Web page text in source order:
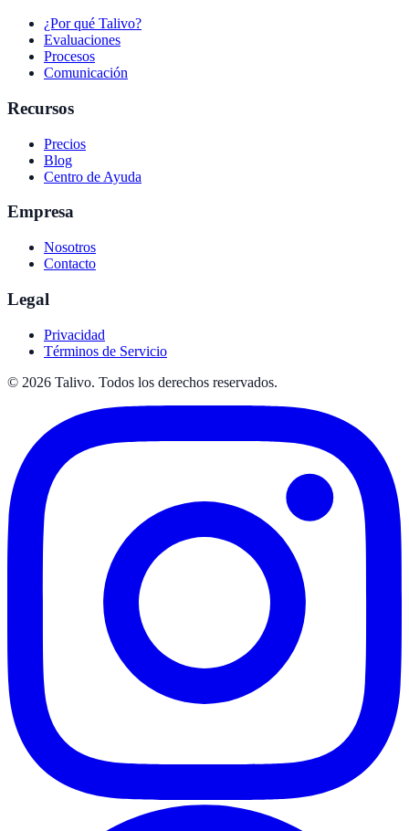
¿Por qué Talivo?
Evaluaciones
Procesos
Comunicación
Recursos
Precios
Blog
Centro de Ayuda
Empresa
Nosotros
Contacto
Legal
Privacidad
Términos de Servicio
© 2026 Talivo. Todos los derechos reservados.